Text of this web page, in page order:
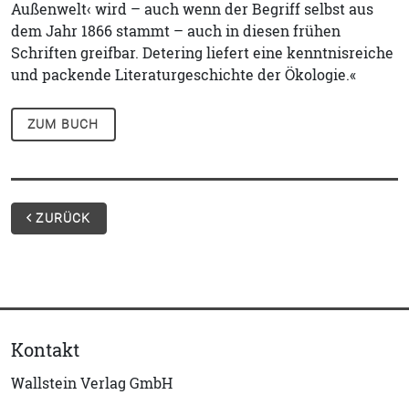
Außenwelt‹ wird – auch wenn der Begriff selbst aus
dem Jahr 1866 stammt – auch in diesen frühen
Schriften greifbar. Detering liefert eine kenntnisreiche
und packende Literaturgeschichte der Ökologie.«
ZUM BUCH
ZURÜCK
Kontakt
Wallstein Verlag GmbH